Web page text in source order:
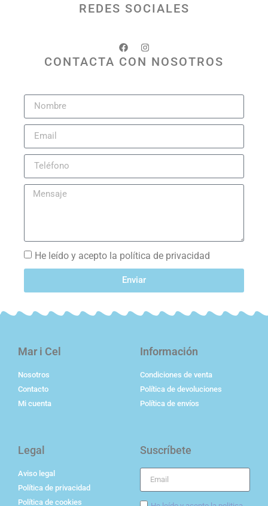
REDES SOCIALES
CONTACTA CON NOSOTROS
He leído y acepto la política de privacidad
Enviar
Mar i Cel
Nosotros
Contacto
Mi cuenta
Información
Condiciones de venta
Política de devoluciones
Política de envíos
Legal
Aviso legal
Política de privacidad
Política de cookies
Suscríbete